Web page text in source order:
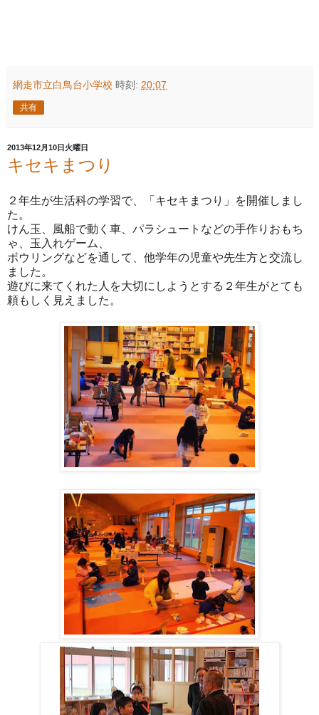
網走市立白鳥台小学校 時刻: 20:07
共有
2013年12月10日火曜日
キセキまつり
２年生が生活科の学習で、「キセキまつり」を開催しまし
た。
けん玉、風船で動く車、パラシュートなどの手作りおもち
ゃ、玉入れゲーム、
ボウリングなどを通して、他学年の児童や先生方と交流し
ました。
遊びに来てくれた人を大切にしようとする２年生がとても
頼もしく見えました。